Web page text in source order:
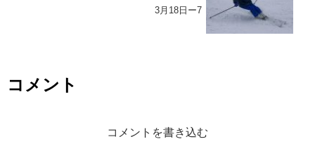
3月18日ー7
コメント
コメントを書き込む